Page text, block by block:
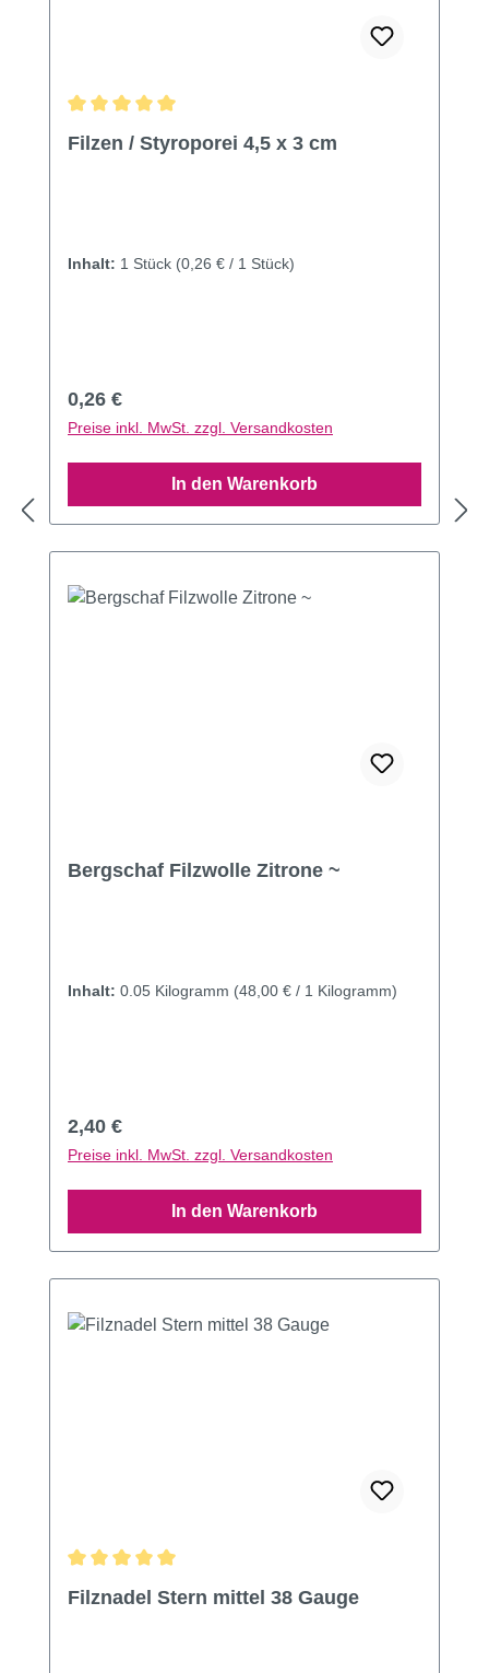
Filzen / Styroporei 4,5 x 3 cm
Inhalt: 1 Stück (0,26 € / 1 Stück)
Regulärer Preis:
0,26 €
Preise inkl. MwSt. zzgl. Versandkosten
In den Warenkorb
Bergschaf Filzwolle Zitrone ~
Inhalt: 0.05 Kilogramm (48,00 € / 1 Kilogramm)
Regulärer Preis:
2,40 €
Preise inkl. MwSt. zzgl. Versandkosten
In den Warenkorb
Filznadel Stern mittel 38 Gauge